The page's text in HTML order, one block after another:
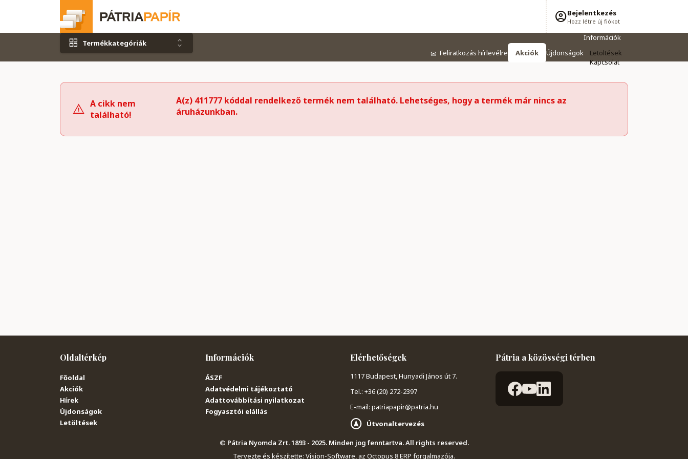
Bejelentkezés
Hozz létre új fiókot
Termékkategóriák
✉ Feliratkozás hírlevélre Akciók Újdonságok
Információk
Letöltések
Kapcsolat
A cikk nem
található!
A(z) 411777 kóddal rendelkező termék nem található. Lehetséges, hogy a termék már nincs az
áruházunkban.
Oldaltérkép
Főoldal
Akciók
Hírek
Újdonságok
Letöltések
Információk
ÁSZF
Adatvédelmi tájékoztató
Adattovábbítási nyilatkozat
Fogyasztói elállás
Elérhetőségek
1117 Budapest, Hunyadi János út 7.
Tel.: +36 (20) 272-2397
E-mail: patriapapir@patria.hu
Útvonaltervezés
Pátria a közösségi térben
© Pátria Nyomda Zrt. 1893 - 2025. Minden jog fenntartva. All rights reserved.
Tervezte és készítette: Vision-Software, az Octopus 8 ERP forgalmazója.